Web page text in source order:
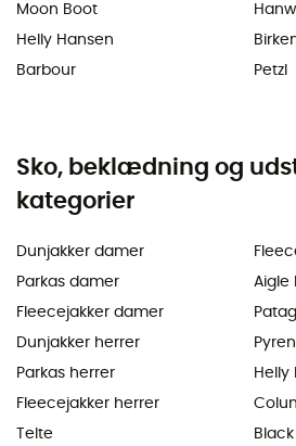
Moon Boot
Helly Hansen
Barbour
Petzl
Sko, beklædning og
kategorier
Dunjakker damer
Parkas damer
Fleecejakker damer
Dunjakker herrer
Parkas herrer
Fleecejakker herrer
Telte
Aigle
Helly